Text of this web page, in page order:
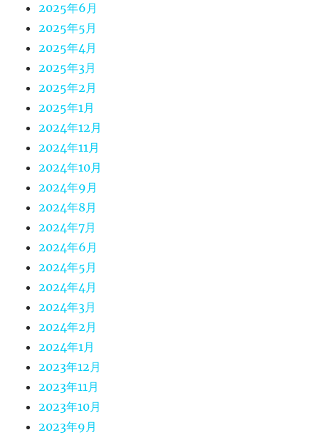
2025年6月
2025年5月
2025年4月
2025年3月
2025年2月
2025年1月
2024年12月
2024年11月
2024年10月
2024年9月
2024年8月
2024年7月
2024年6月
2024年5月
2024年4月
2024年3月
2024年2月
2024年1月
2023年12月
2023年11月
2023年10月
2023年9月